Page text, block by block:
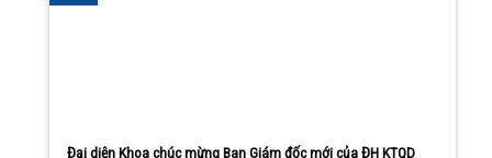
Đại diện Khoa chúc mừng Ban Giám đốc mới của ĐH KTQD